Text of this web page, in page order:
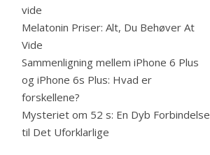
vide
Melatonin Priser: Alt, Du Behøver At
Vide
Sammenligning mellem iPhone 6 Plus
og iPhone 6s Plus: Hvad er
forskellene?
Mysteriet om 52 s: En Dyb Forbindelse
til Det Uforklarlige